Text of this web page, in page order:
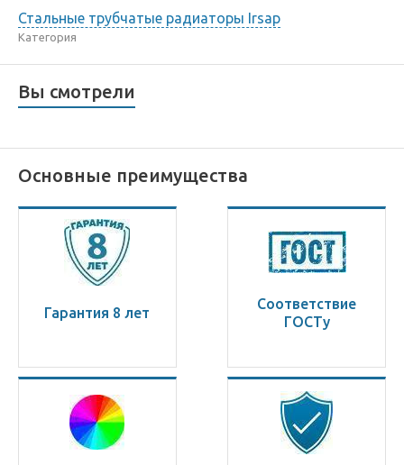
Стальные трубчатые радиаторы Irsap
Категория
Вы смотрели
Основные преимущества
Гарантия 8 лет
Соответствие
ГОСТу